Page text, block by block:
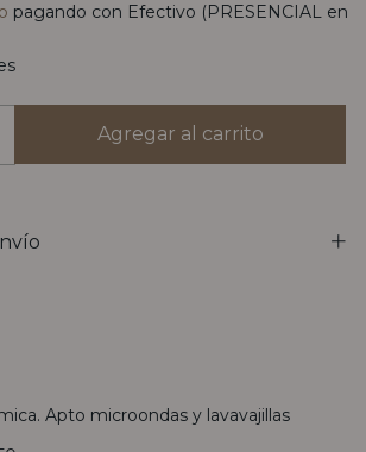
pagando con Efectivo (PRESENCIAL en
Apto microondas y lavavajillas